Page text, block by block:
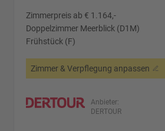
Zimmerpreis ab € 1.164,-
Doppelzimmer Meerblick (D1M)
Frühstück (F)
Zimmer & Verpflegung anpassen
Anbieter:
DERTOUR